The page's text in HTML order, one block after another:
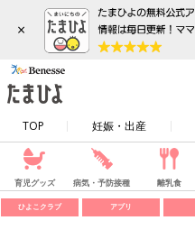
×
TOP 妊娠・出産
育児グッズ 病気・予防接種 離乳食
ひよこクラブ アプリ